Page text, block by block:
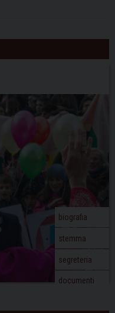
biografia
stemma
segreteria
documenti